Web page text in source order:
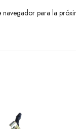
para la